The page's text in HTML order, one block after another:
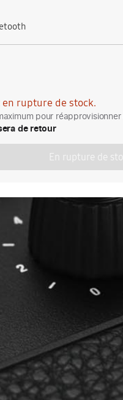
rupture de stock.
pour
de retour
En rupture de